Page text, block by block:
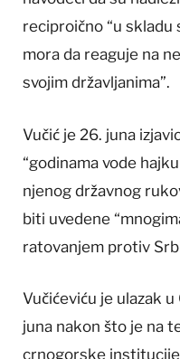
reciproično “u skladu
mora da reaguje na
svojim državljanima”.
Vučić je 26. juna
“godinama vode
njenog državnog
biti uvedene
ratovanjem protiv
Vučićeviću je ulazak
juna nakon što je na
crnogorske institucije